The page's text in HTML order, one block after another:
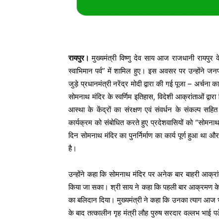
रायपुर।मुख्यमंत्री विष्णु देव साय आज राजधानी रायपुर
स्वाभिमान पर्व” में शामिल हुए। इस अवसर पर उन्होंने
जुड़े प्रधानमंत्री नरेंद्र मोदी द्वारा की गई पूजा –
सोमनाथ मंदिर के स्वर्णिम इतिहास, विदेशी आक्रांताओं
आस्था के केंद्रों का संरक्षण एवं संवर्धन के संकल्प सहित
कार्यक्रम को संबोधित करते हुए प्रदेशवासियों को
दिन सोमनाथ मंदिर का पुनर्निर्माण का कार्य पूर्ण हुआ
है।
उन्होंने कहा कि सोमनाथ मंदिर पर अनेक बार बाहरी
किया जा सका। श्री साय ने कहा कि पहली बार आक्रमण के
का बलिदान दिया। मुख्यमंत्री ने कहा कि उनका त्याग आज
के बाद तत्कालीन गृह मंत्री लौह पुरुष सरदार वल्लभ भाई